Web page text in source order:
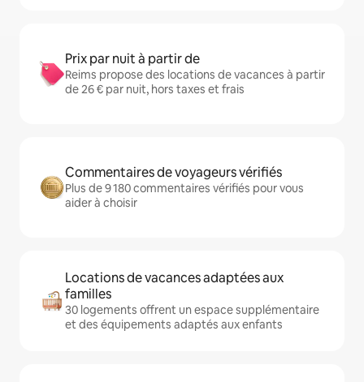
Prix par nuit à partir de
Reims propose des locations de vacances à partir
de 26 € par nuit, hors taxes et frais
Commentaires de voyageurs vérifiés
Plus de 9 180 commentaires vérifiés pour vous
aider à choisir
Locations de vacances adaptées aux
familles
30 logements offrent un espace supplémentaire
et des équipements adaptés aux enfants